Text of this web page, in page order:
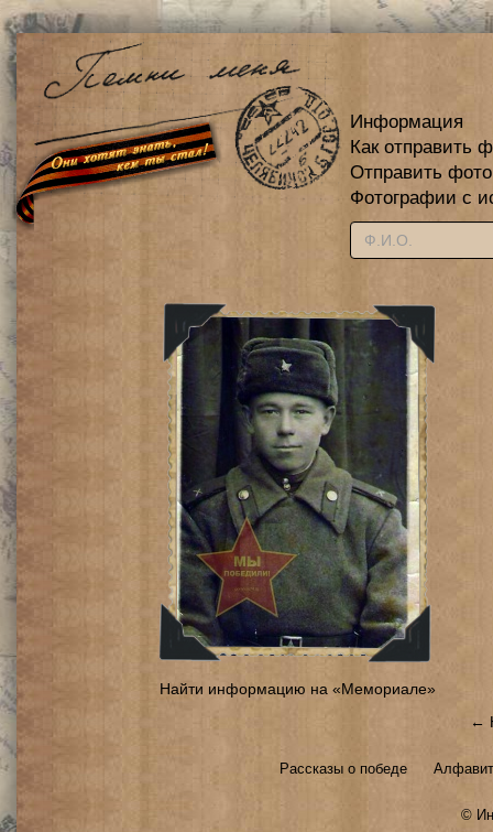
Информация
Как отправить
Отправить
Фотографии с
Найти информацию на «Мемориале»
←
Рассказы о победе
©